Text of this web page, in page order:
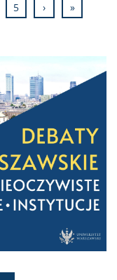
5 › »